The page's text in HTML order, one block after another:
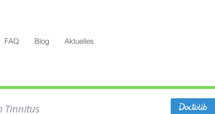
FAQ Blog Aktuelles
Tinnitus